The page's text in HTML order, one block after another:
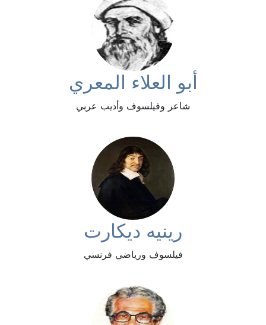
أبو العلاء المعري
شاعر وفيلسوف وأديب عربي
رينيه ديكارت
فيلسوف ورياضي فرنسي